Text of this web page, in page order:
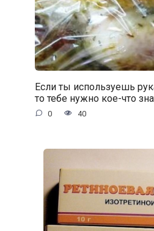
Если ты используешь
то тебе нужно кое-что
0 40